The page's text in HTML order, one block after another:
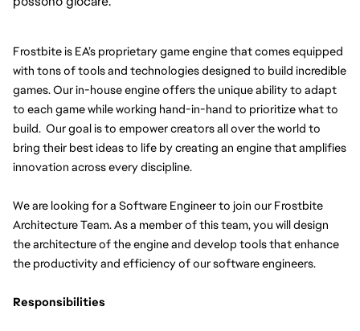
Frostbite is EA’s proprietary game engine that comes equipped
with tons of tools and technologies designed to build incredible
games. Our in-house engine offers the unique ability to adapt
to each game while working hand-in-hand to prioritize what to
build.  Our goal is to empower creators all over the world to
bring their best ideas to life by creating an engine that amplifies
innovation across every discipline.
We are looking for a Software Engineer to join our Frostbite
Architecture Team. As a member of this team, you will design
the architecture of the engine and develop tools that enhance
the productivity and efficiency of our software engineers.
Responsibilities